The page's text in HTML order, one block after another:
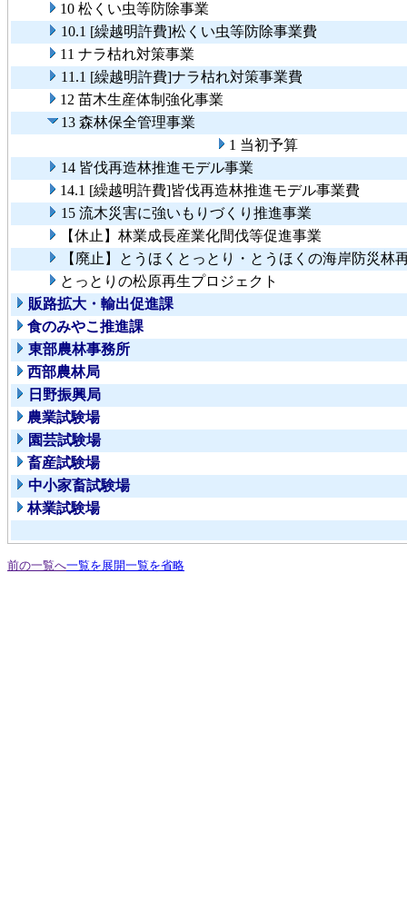
10 松くい虫等防除事業
10.1 [繰越明許費]松くい虫等防除事業費
11 ナラ枯れ対策事業
11.1 [繰越明許費]ナラ枯れ対策事業費
12 苗木生産体制強化事業
13 森林保全管理事業
1 当初予算
14 皆伐再造林推進モデル事業
14.1 [繰越明許費]皆伐再造林推進モデル事業費
15 流木災害に強いもりづくり推進事業
【休止】林業成長産業化間伐等促進事業
【廃止】とうほくとっとり・とうほくの海岸防災林
とっとりの松原再生プロジェクト
販路拡大・輸出促進課
食のみやこ推進課
東部農林事務所
西部農林局
日野振興局
農業試験場
園芸試験場
畜産試験場
中小家畜試験場
林業試験場
前の一覧へ一覧を展開一覧を省略